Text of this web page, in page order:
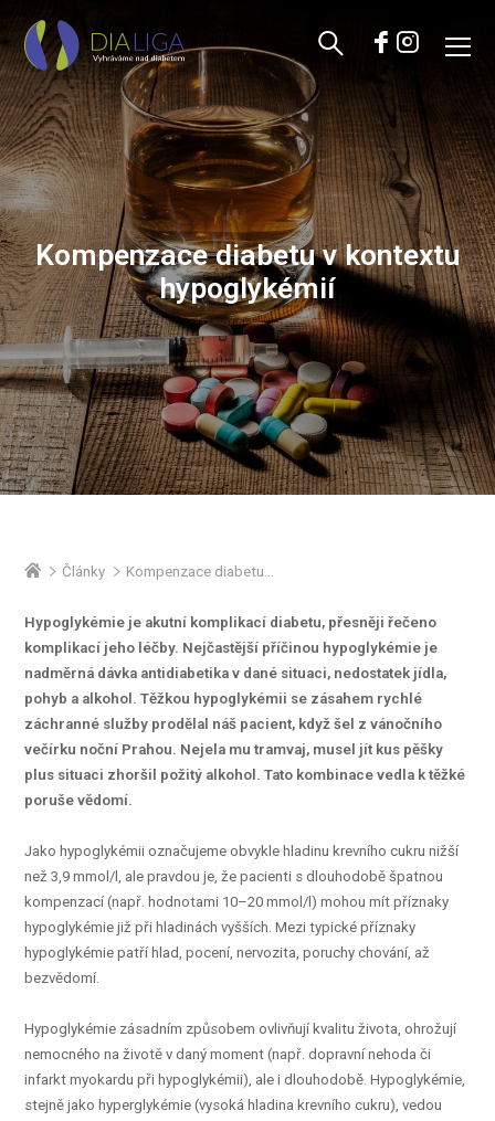
Kompenzace diabetu v kontextu
hypoglykémií
Články
Hypoglykémie je akutní komplikací diabetu, přesněji řečeno
komplikací jeho léčby. Nejčastější příčinou hypoglykémie je
nadměrná dávka antidiabetika v dané situaci, nedostatek jídla,
pohyb a alkohol. Těžkou hypoglykémii se zásahem rychlé
záchranné služby prodělal náš pacient, když šel z vánočního
večírku noční Prahou. Nejela mu tramvaj, musel jít kus pěšky
plus situaci zhoršil požitý alkohol. Tato kombinace vedla k těžké
poruše vědomí.
Jako hypoglykémii označujeme obvykle hladinu krevního cukru nižší
než 3,9 mmol/l, ale pravdou je, že pacienti s dlouhodobě špatnou
kompenzací (např. hodnotami 10–20 mmol/l) mohou mít příznaky
hypoglykémie již při hladinách vyšších. Mezi typické příznaky
hypoglykémie patří hlad, pocení, nervozita, poruchy chování, až
bezvědomí.
Hypoglykémie zásadním způsobem ovlivňují kvalitu života, ohrožují
nemocného na životě v daný moment (např. dopravní nehoda či
infarkt myokardu při hypoglykémii), ale i dlouhodobě. Hypoglykémie,
stejně jako hyperglykémie (vysoká hladina krevního cukru), vedou